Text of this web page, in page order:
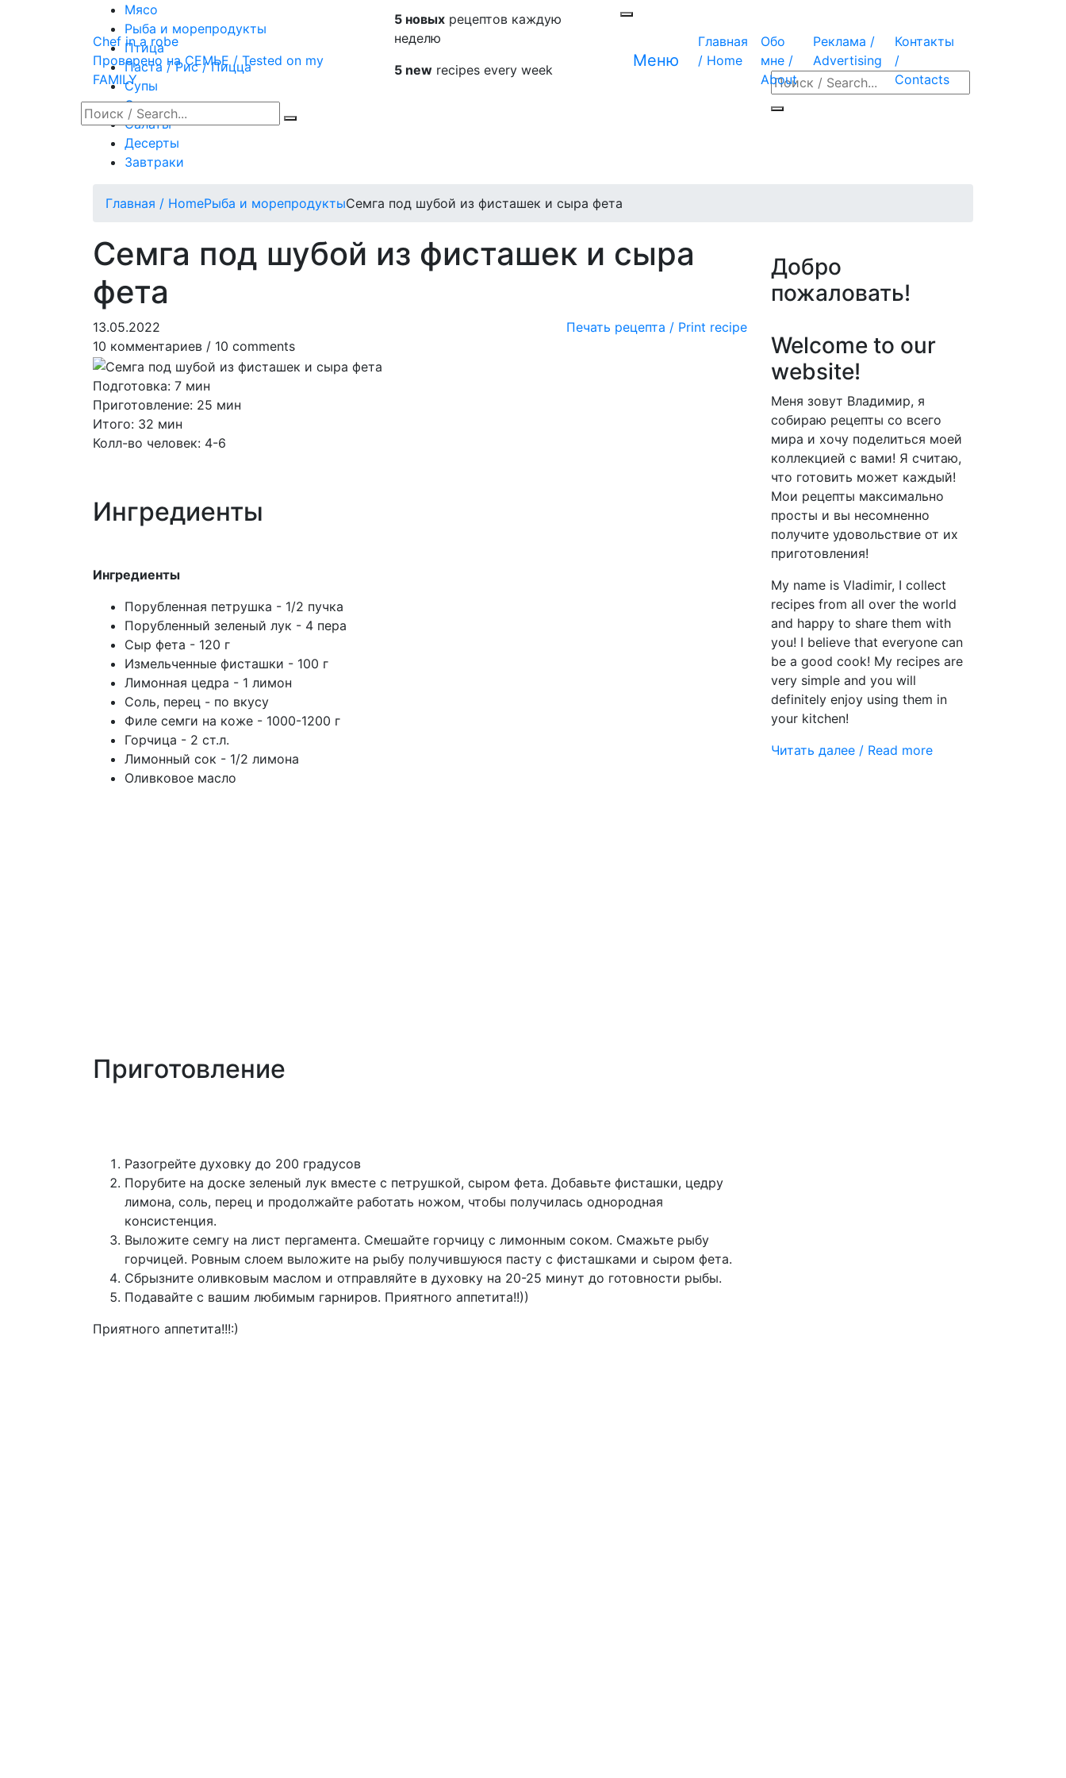
Chef in a robe
Проверено на СЕМЬЕ / Tested on my
FAMILY
5 новых рецептов каждую
неделю
5 new recipes every week Меню
Главная
/ Home
Обо
мне /
About
Реклама /
Advertising
Контакты
/
Contacts
Мясо
Рыба и морепродукты
Птица
Паста / Рис / Пицца
Супы
Овощи
Салаты
Десерты
Завтраки
Главная / HomeРыба и морепродуктыСемга под шубой из фисташек и сыра фета
Семга под шубой из фисташек и сыра
фета
13.05.2022
Печать рецепта / Print recipe
10 комментариев / 10 comments
Подготовка: 7 мин
Приготовление: 25 мин
Итого: 32 мин
Колл-во человек: 4-6
Ингредиенты
Ингредиенты
Порубленная петрушка - 1/2 пучка
Порубленный зеленый лук - 4 пера
Сыр фета - 120 г
Измельченные фисташки - 100 г
Лимонная цедра - 1 лимон
Соль, перец - по вкусу
Филе семги на коже - 1000-1200 г
Горчица - 2 ст.л.
Лимонный сок - 1/2 лимона
Оливковое масло
Приготовление
Разогрейте духовку до 200 градусов
Порубите на доске зеленый лук вместе с петрушкой, сыром фета. Добавьте фисташки, цедру
лимона, соль, перец и продолжайте работать ножом, чтобы получилась однородная
консистенция.
Выложите семгу на лист пергамента. Смешайте горчицу с лимонным соком. Смажьте рыбу
горчицей. Ровным слоем выложите на рыбу получившуюся пасту с фисташками и сыром фета.
Сбрызните оливковым маслом и отправляйте в духовку на 20-25 минут до готовности рыбы.
Подавайте с вашим любимым гарниров. Приятного аппетита!!))
Приятного аппетита!!!:)
Добро
пожаловать!
Welcome to our
website!
Меня зовут Владимир, я
собираю рецепты со всего
мира и хочу поделиться моей
коллекцией с вами! Я считаю,
что готовить может каждый!
Мои рецепты максимально
просты и вы несомненно
получите удовольствие от их
приготовления!
My name is Vladimir, I collect
recipes from all over the world
and happy to share them with
you! I believe that everyone can
be a good cook! My recipes are
very simple and you will
definitely enjoy using them in
your kitchen!
Читать далее / Read more